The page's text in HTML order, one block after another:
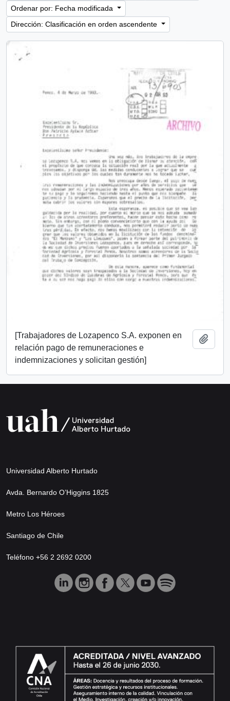
Ordenar por: Fecha modificada
Dirección: Clasificación en orden ascendente
[Trabajadores de Lozapenco S.A. exponen en
relación pago de remuneraciones e
indemnizaciones y solicitan gestión]
Universidad Alberto Hurtado
Avda. Bernardo O’Higgins 1825
Metro Los Héroes
Santiago de Chile
Teléfono +56 2 2692 0200